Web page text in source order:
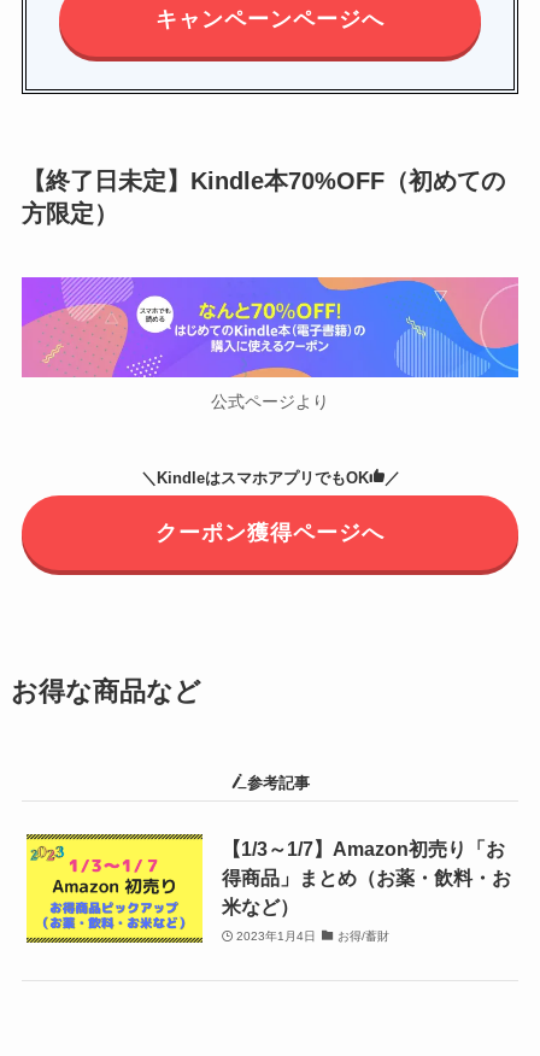
キャンペーンページへ
【終了日未定】Kindle本70%OFF（初めての
方限定）
公式ページより
＼KindleはスマホアプリでもOK ／
クーポン獲得ページへ
お得な商品など
参考記事
【1/3～1/7】Amazon初売り「お
得商品」まとめ（お薬・飲料・お
米など）
2023年1月4日 お得/蓄財